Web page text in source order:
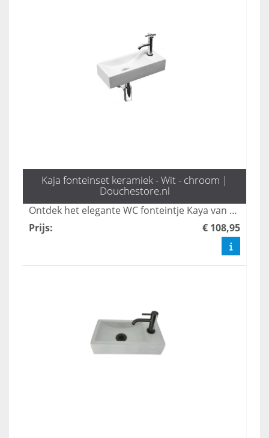
Kaja fonteinset keramiek - Wit - chroom |
Douchestore.nl
Ontdek het elegante WC fonteintje Kaya van L'aqua, compleet met een stijlvolle zilveren kruiskop kraan en sifon. Dit hoogwaardige toilet fonteintje voegt niet alleen functionaliteit toe aan uw toiletruimte, maar ook een verfijnde uitstraling. Bestel snel en profiteer van de mooiste ontwerpen voor uw badkamer!
Prijs: € 108,95